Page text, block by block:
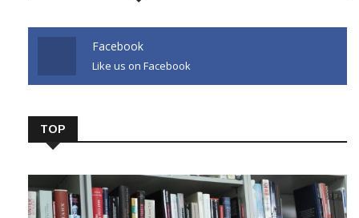
Facebook
Like us on Facebook
TOP